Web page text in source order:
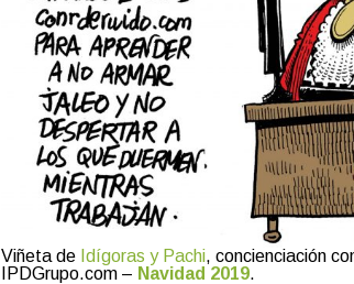
Viñeta de Idígoras y Pachi, concienciación
IPDGrupo.com – Navidad 2019.